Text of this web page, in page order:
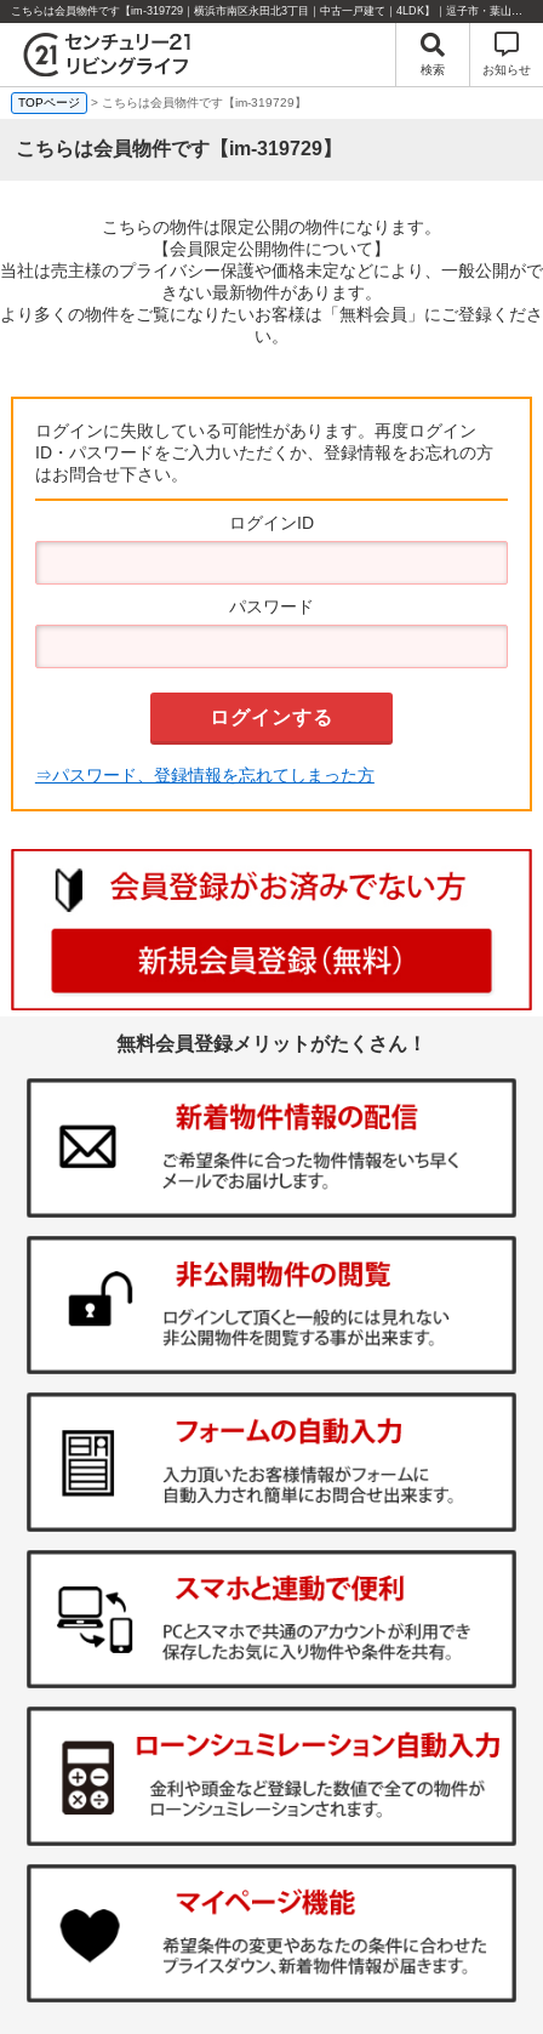
こちらは会員物件です【im-319729｜横浜市南区永田北3丁目｜中古一戸建て｜4LDK】｜逗子市・葉山町・湘南エリアの不動産のことならセンチュリー21リビングライフにお任せください！
検索 お知らせ
TOPページ > こちらは会員物件です【im-319729】
こちらは会員物件です【im-319729】
こちらの物件は限定公開の物件になります。
【会員限定公開物件について】
当社は売主様のプライバシー保護や価格未定などにより、一般公開がで
きない最新物件があります。
より多くの物件をご覧になりたいお客様は「無料会員」にご登録くださ
い。
ログインに失敗している可能性があります。再度ログイン
ID・パスワードをご入力いただくか、登録情報をお忘れの方
はお問合せ下さい。
ログインID
パスワード
⇒パスワード、登録情報を忘れてしまった方
無料会員登録メリットがたくさん！